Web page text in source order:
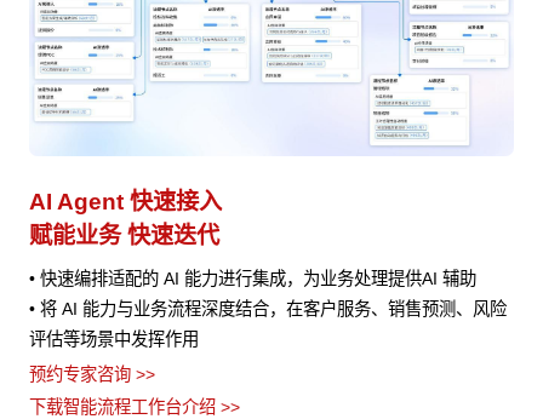
AI Agent 快速接入
赋能业务 快速迭代
• 快速编排适配的 AI 能力进行集成，为业务处理提供AI 辅助
• 将 AI 能力与业务流程深度结合，在客户服务、销售预测、风险
评估等场景中发挥作用
预约专家咨询 >>
下载智能流程工作台介绍 >>